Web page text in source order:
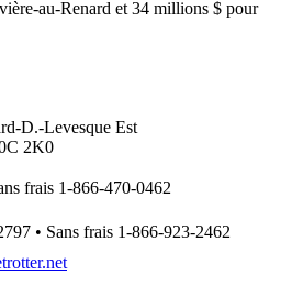
au-Renard et 34 millions $ pour
D.-Levesque Est
2K0
frais 1-866-470-0462
• Sans frais 1-866-923-2462